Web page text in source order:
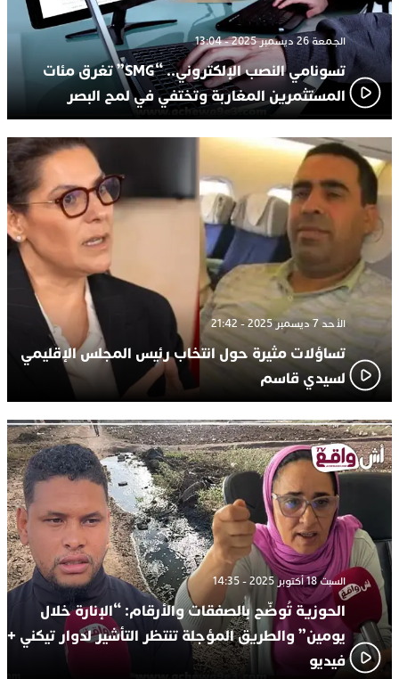
الجمعة 26 ديسمبر 2025 - 13:04
تسونامي النصب الإلكتروني.. “SMG” تغرق مئات
المستثمرين المغاربة وتختفي في لمح البصر
الأحد 7 ديسمبر 2025 - 21:42
تساؤلات مثيرة حول انتخاب رئيس المجلس الإقليمي
لسيدي قاسم
السبت 18 أكتوبر 2025 - 14:35
الحوزية تُوضّح بالصفقات والأرقام: “الإنارة خلال
يومين” والطريق المؤجلة تنتظر التأشير لدوار تيكني +
فيديو